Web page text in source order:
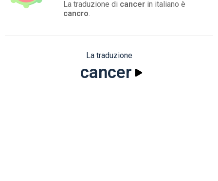
La traduzione di cancer in italiano è
cancro.
La traduzione
cancer